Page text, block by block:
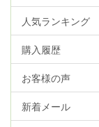
人気ランキング
購入履歴
お客様の声
新着メール